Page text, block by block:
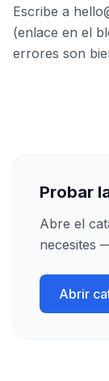
Escribe a
(enlace en el
errores son
Probar
Abre el
necesites
Abrir